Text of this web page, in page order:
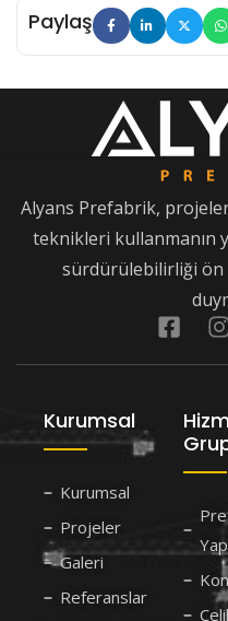
Paylaş
Alyans Prefabrik,
teknikleri kullanmanın
sürdürülebilirliği
Kurumsal
Kurumsal
Projeler
Galeri
Referanslar